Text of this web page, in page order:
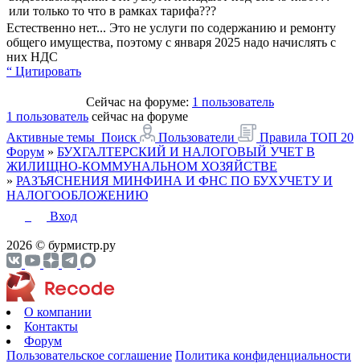
или только то что в рамках тарифа???
Естественно нет... Это не услуги по содержанию и ремонту
общего имущества, поэтому с января 2025 надо начислять с
них НДС
“ Цитировать
Сейчас на форуме: 1 пользователь
1 пользователь сейчас на форуме
Активные темы Поиск Пользователи Правила ТОП 20
Форум » БУХГАЛТЕРСКИЙ И НАЛОГОВЫЙ УЧЕТ В
ЖИЛИЩНО-КОММУНАЛЬНОМ ХОЗЯЙСТВЕ
» РАЗЪЯСНЕНИЯ МИНФИНА И ФНС ПО БУХУЧЕТУ И
НАЛОГООБЛОЖЕНИЮ
Вход
2026 © бурмистр.ру
О компании
Контакты
Форум
Пользовательское соглашение Политика конфиденциальности